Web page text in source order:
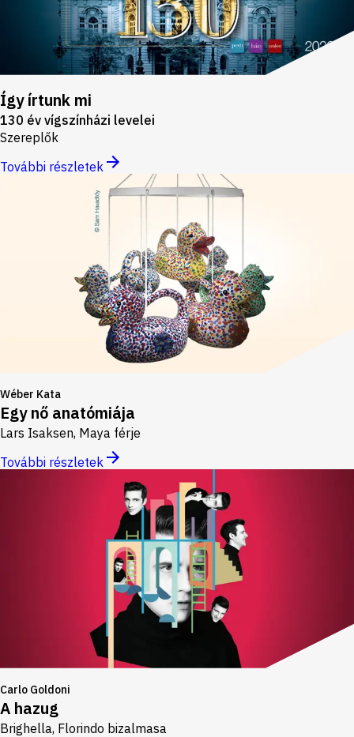
Így írtunk mi
130 év vígszínházi levelei
Szereplők
További részletek
Wéber Kata
Egy nő anatómiája
Lars Isaksen, Maya férje
További részletek
Carlo Goldoni
A hazug
Brighella, Florindo bizalmasa